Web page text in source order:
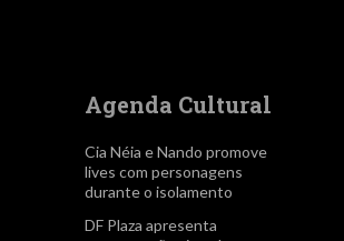
Agenda Cultural
Cia Néia e Nando promove
lives com personagens
durante o isolamento
DF Plaza apresenta